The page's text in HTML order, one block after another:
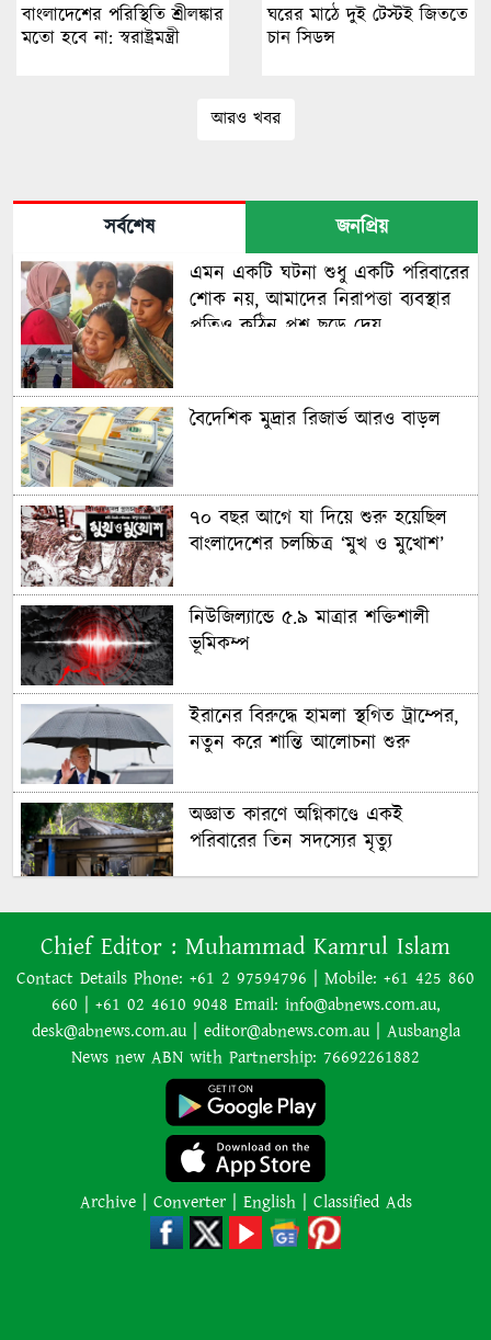
বাংলাদেশের পরিস্থিতি শ্রীলঙ্কার
মতো হবে না: স্বরাষ্ট্রমন্ত্রী
ঘরের মাঠে দুই টেস্টই জিততে
চান সিডন্স
আরও খবর
সর্বশেষ
জনপ্রিয়
এমন একটি ঘটনা শুধু একটি পরিবারের
শোক নয়, আমাদের নিরাপত্তা ব্যবস্থার
প্রতিও কঠিন প্রশ্ন ছুড়ে দেয়
বৈদেশিক মুদ্রার রিজার্ভ আরও বাড়ল
৭০ বছর আগে যা ‍দিয়ে শুরু হয়েছিল
বাংলাদেশের চলচ্চিত্র ‘মুখ ও মুখোশ’
নিউজিল্যান্ডে ৫.৯ মাত্রার শক্তিশালী
ভূমিকম্প
ইরানের বিরুদ্ধে হামলা স্থগিত ট্রাম্পের,
নতুন করে শান্তি আলোচনা শুরু
অজ্ঞাত কারণে অগ্নিকাণ্ডে একই
পরিবারের তিন সদস্যের মৃত্যু
অনেক ইতিবাচক অগ্রগতি ঘটেছে:
পররাষ্ট্রমন্ত্রীর সঙ্গে বৈঠকের পর ট্রাম্পের
বিশেষ দূত
আমাকে গ্রেপ্তারের চেষ্টা রুখে দিতে
প্রস্তুত ‘স্পেশাল ফোর্স’
শাপলা চত্বর হত্যাযজ্ঞ: স্বৈরাচার হাসিনা-
আজিজ-বেনজীরসহ পলাতকদের বিরুদ্ধে
গ্রেপ্তারি পরোয়ানা
লোডশেডিংয়ের কারণে জনসংখ্যা
বেড়েছে: ভারতের নতুন শিক্ষামন্ত্রী
Chief Editor : Muhammad Kamrul Islam
Contact Details Phone: +61 2 97594796 | Mobile: +61 425 860
660 | +61 02 4610 9048 Email: info@abnews.com.au,
desk@abnews.com.au | editor@abnews.com.au | Ausbangla
News new ABN with Partnership: 76692261882
Archive | Converter | English | Classified Ads